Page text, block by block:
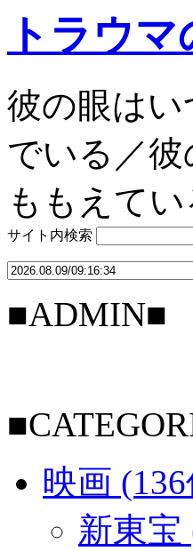
トラウ
彼の眼は
でいる／
ももえて
サイト内検索
■ADMIN■
映画
新東宝